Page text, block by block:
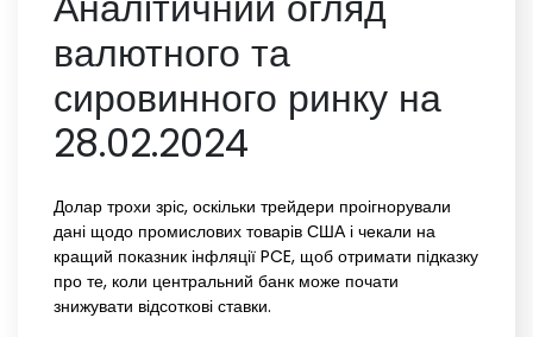
валютного та
сировинного ринку на
28.02.2024
Долар трохи зріс, оскільки трейдери проігнорували
дані щодо промислових товарів США і чекали на
кращий показник інфляції PCE, щоб отримати підказку
про те, коли центральний банк може почати
знижувати відсоткові ставки.